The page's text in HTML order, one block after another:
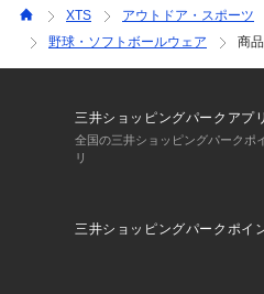
XTS アウトドア・スポーツ
野球・ソフトボールウェア
商
三井ショッピングパークアプリ
全国の三井ショッピングパークポ
リ
三井ショッピングパークポイ